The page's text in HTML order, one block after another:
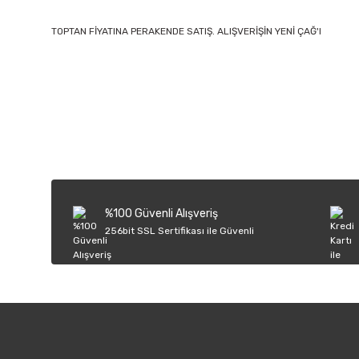
TOPTAN FİYATINA PERAKENDE SATIŞ. ALIŞVERİŞİN YENİ ÇAĞ'I
Ürün fiyatı diğer sitelerden daha pahalı.
Bu ürüne benzer farklı alternatifler olmalı.
%100 Güvenli Alışveriş
256bit SSL Sertifikası ile Güvenli